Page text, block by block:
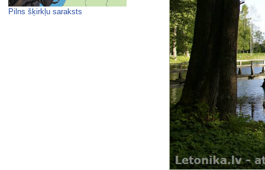
Joda leja
Pilns šķirkļu saraksts